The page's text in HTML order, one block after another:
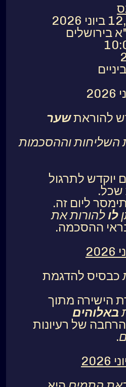
בירושלים
להוראתשער
השליחות וההסכמות
יוקדש לתרגול
שכל.
ליום זה.
לולהורות את
ההסכמה.
כבסיס להדגמת
הישירה מתוך
באלוהים
של רעיונות
.